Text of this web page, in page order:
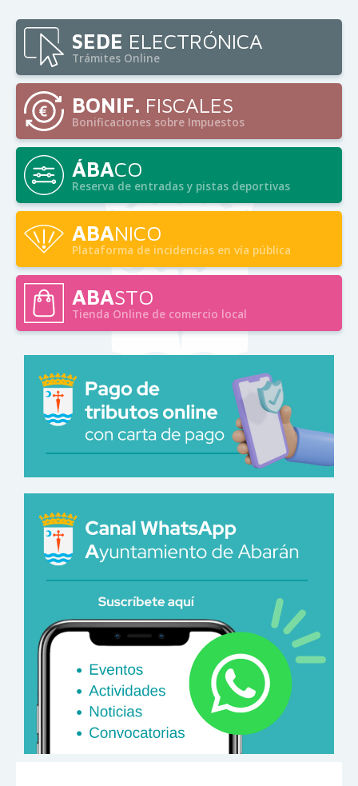
SEDE ELECTRÓNICA
Trámites Online
BONIF. FISCALES
Bonificaciones sobre Impuestos
ÁBACO
Reserva de entradas y pistas deportivas
ABANICO
Plataforma de incidencias en vía pública
ABASTO
Tienda Online de comercio local